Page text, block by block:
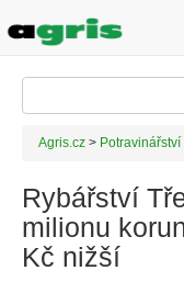
Agris.cz > Potravinářství
Rybářství
milionu
Kč nižší